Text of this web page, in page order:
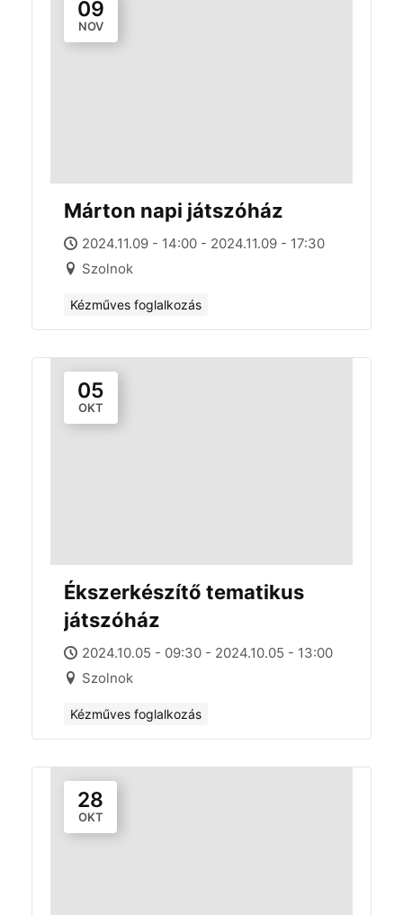
09
NOV
Márton napi játszóház
2024.11.09 - 14:00 - 2024.11.09 - 17:30
Szolnok
Kézműves foglalkozás
05
OKT
Ékszerkészítő tematikus
játszóház
2024.10.05 - 09:30 - 2024.10.05 - 13:00
Szolnok
Kézműves foglalkozás
28
OKT